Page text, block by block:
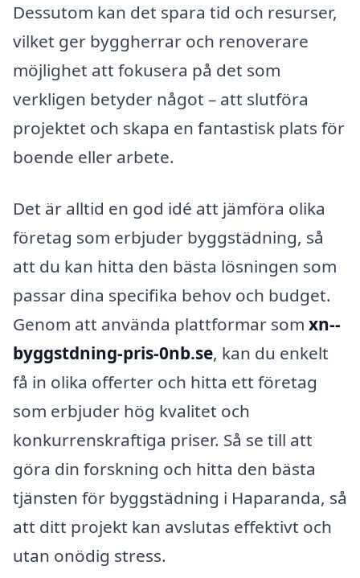
Dessutom kan det spara tid och resurser,
vilket ger byggherrar och renoverare
möjlighet att fokusera på det som
verkligen betyder något – att slutföra
projektet och skapa en fantastisk plats för
boende eller arbete.
Det är alltid en god idé att jämföra olika
företag som erbjuder byggstädning, så
att du kan hitta den bästa lösningen som
passar dina specifika behov och budget.
Genom att använda plattformar som xn--
byggstdning-pris-0nb.se, kan du enkelt
få in olika offerter och hitta ett företag
som erbjuder hög kvalitet och
konkurrenskraftiga priser. Så se till att
göra din forskning och hitta den bästa
tjänsten för byggstädning i Haparanda, så
att ditt projekt kan avslutas effektivt och
utan onödig stress.